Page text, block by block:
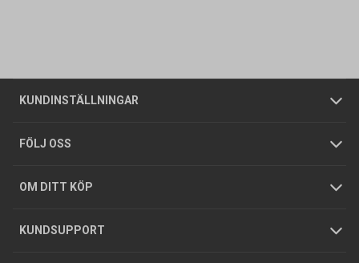
KUNDINSTÄLLNINGAR
Företagskund / Privatkund
FÖLJ OSS
OM DITT KÖP
Allmänna försäljningsvillkor
Integritetspolicy
GDPR
KUNDSUPPORT
Butiker
Foldrar och kataloger
Köpguider
Varumärken
Om oss
Tjänster
Hållbarhet
Jobba hos oss